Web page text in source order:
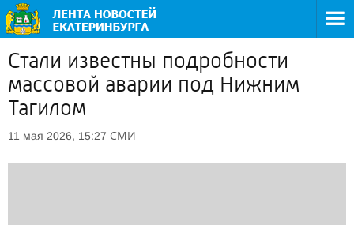
Стали известны подробности
массовой аварии под Нижним
Тагилом
11 мая 2026, 15:27 СМИ